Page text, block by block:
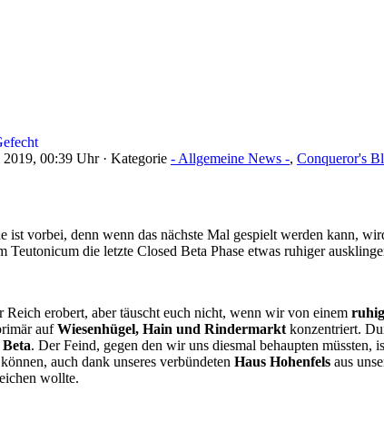
00:39 Uhr · Kategorie - Allgemeine News -, Conqueror's
ist vorbei, denn wenn das nächste Mal gespielt werden kann,
die letzte Closed Beta Phase etwas ruhiger
Reich erobert, aber täuscht euch nicht, wenn wir von einem
aufWiesenhügel, Hain und Rindermarkt konzentriert.
. Der Feind, gegen den wir uns diesmal behaupten müssten,
auch dank unseres verbündeten Haus Hohenfels aus
wollte.